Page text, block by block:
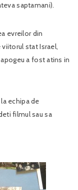
saptamani).
evreilor din
stat Israel,
a fost atins in
echipa de
filmul sau sa